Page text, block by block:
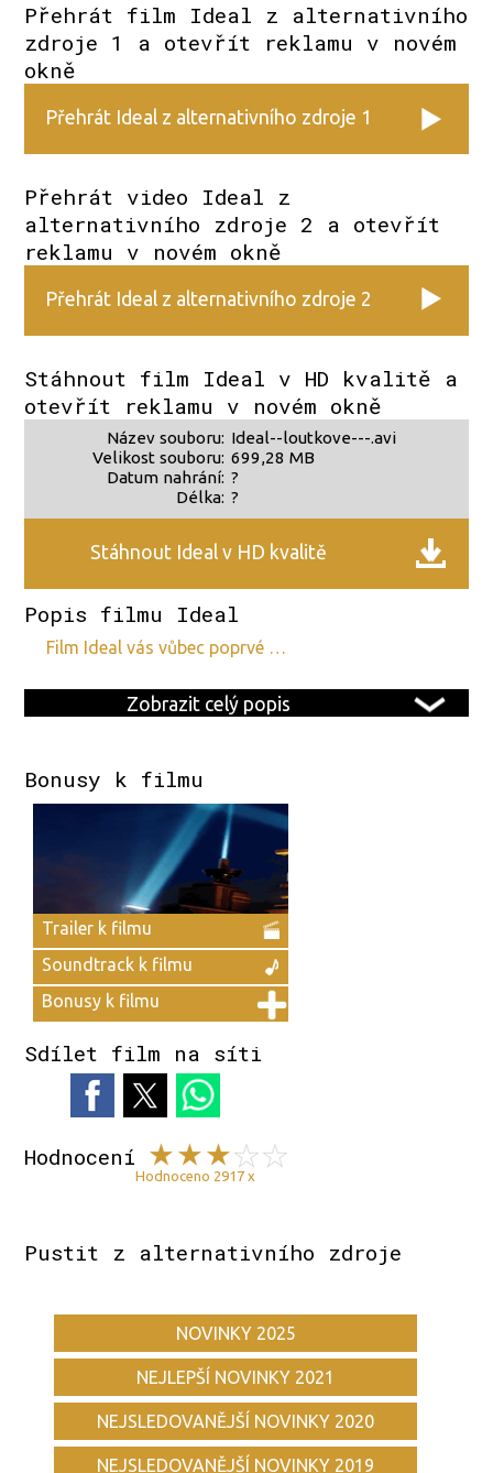
Přehrát film Ideal z alternativního
zdroje 1 a otevřít reklamu v novém
okně
Přehrát Ideal z alternativního zdroje 1
Přehrát video Ideal z
alternativního zdroje 2 a otevřít
reklamu v novém okně
Přehrát Ideal z alternativního zdroje 2
Stáhnout film Ideal v HD kvalitě a
otevřít reklamu v novém okně
Název souboru:
Velikost souboru:
Datum nahrání:
Délka:
Ideal--loutkove---.avi
699,28 MB
?
?
Stáhnout Ideal v HD kvalitě
Popis filmu Ideal
film Ideal vás vůbec poprvé …
Zobrazit celý popis
Bonusy k filmu
Trailer k filmu
Soundtrack k filmu
Bonusy k filmu
Sdílet film na síti
Hodnocení
Hodnoceno 2917 x
Pustit z alternativního zdroje
NOVINKY 2025
NEJLEPŠÍ NOVINKY 2021
NEJSLEDOVANĚJŠÍ NOVINKY 2020
NEJSLEDOVANĚJŠÍ NOVINKY 2019